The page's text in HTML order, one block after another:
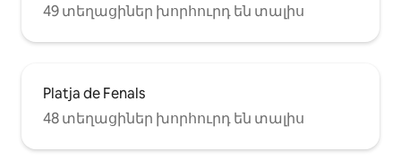
49 տեղացիներ խորհուրդ են տալիս
Platja de Fenals
48 տեղացիներ խորհուրդ են տալիս